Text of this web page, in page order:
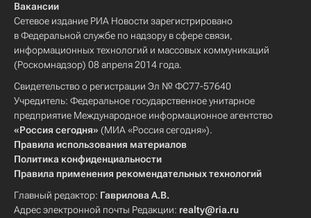
Вакансии
Сетевое издание РИА Новости зарегистрировано
в Федеральной службе по надзору в сфере связи,
информационных технологий и массовых коммуникаций
(Роскомнадзор) 08 апреля 2014 года.
Свидетельство о регистрации Эл № ФС77-57640
Учредитель: Федеральное государственное унитарное
предприятие Международное информационное агентство
«Россия сегодня» (МИА «Россия сегодня»).
Правила использования материалов
Политика конфиденциальности
Правила применения рекомендательных технологий
Главный редактор: Гаврилова А.В.
Адрес электронной почты Редакции: realty@ria.ru